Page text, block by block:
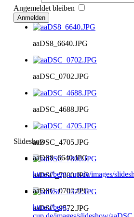
Angemeldet bleiben
Anmelden
aaDS8_6640.JPG
aaDSC_0702.JPG
aaDSC_4688.JPG
aaDSC_4705.JPG
aaDSC_7800.JPG
aaDSC_9572.JPG
Slideshow
aaDS8_6640.JPG
https://berg-cup.de/images/
aaDSC_0702.JPG
https://berg-